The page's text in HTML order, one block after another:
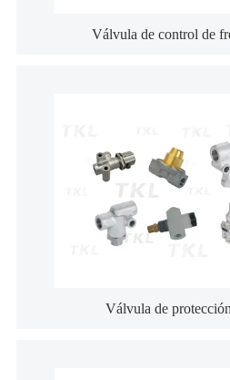
Válvula de control de
Válvula de